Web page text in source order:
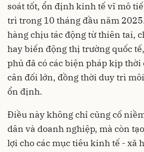
soát tốt, ổn định kinh tế vĩ mô
trì trong 10 tháng đầu năm
hàng chịu tác động từ thiên tai,
hay biến động thị trường quốc
phủ đã có các biện pháp kịp thời
cân đối lớn, đồng thời duy trì
ổn định.
Điều này không chỉ củng cố
dân và doanh nghiệp, mà còn
lợi cho các mục tiêu kinh tế - xã